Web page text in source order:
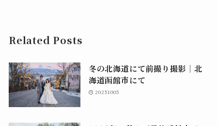
Related Posts
冬の北海道にて前撮り撮影｜北
海道函館市にて
20251005